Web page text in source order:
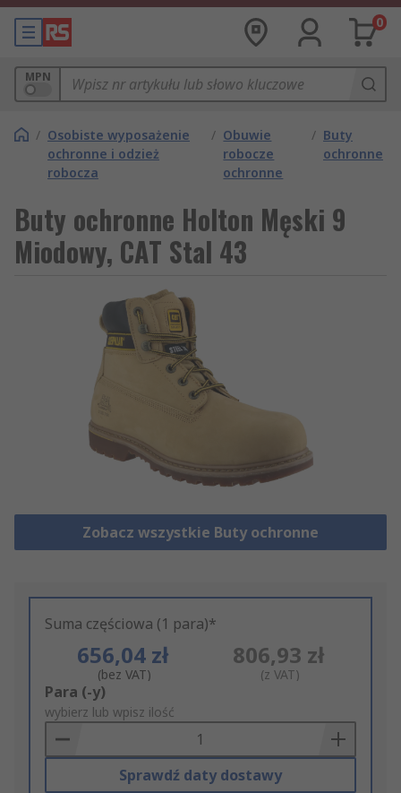
0
MPN
/ Osobiste wyposażenie
ochronne i odzież
robocza
/ Obuwie
robocze
ochronne
/ Buty
ochronne
Buty ochronne Holton Męski 9
Miodowy, CAT Stal 43
Zobacz wszystkie Buty ochronne
Suma częściowa (1 para)*
656,04 zł
(bez VAT)
806,93 zł
(z VAT)
Add
to
Basket
Para (-y)
wybierz lub wpisz ilość
Sprawdź daty dostawy